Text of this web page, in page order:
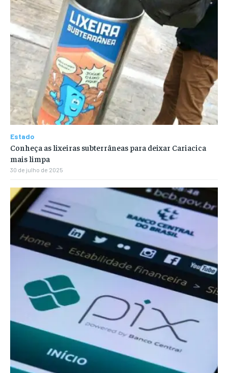
Estado
Conheça as lixeiras subterrâneas para deixar Cariacica
mais limpa
30 de julho de 2025